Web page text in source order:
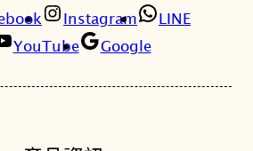
Instagram
LINE
YouTube
Google